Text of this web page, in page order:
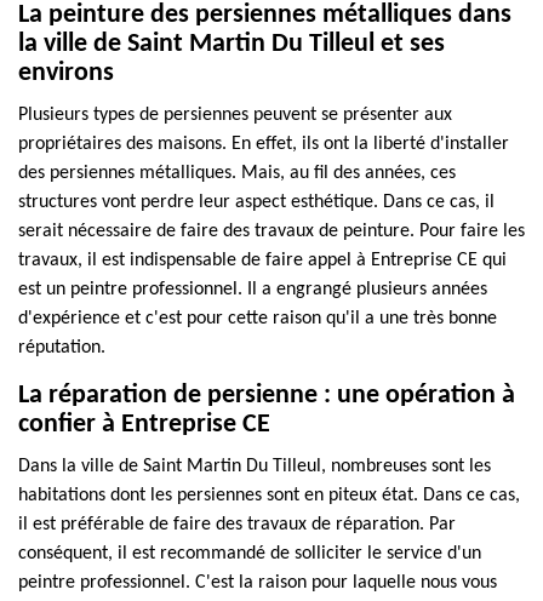
La peinture des persiennes métalliques dans
la ville de Saint Martin Du Tilleul et ses
environs
Plusieurs types de persiennes peuvent se présenter aux
propriétaires des maisons. En effet, ils ont la liberté d'installer
des persiennes métalliques. Mais, au fil des années, ces
structures vont perdre leur aspect esthétique. Dans ce cas, il
serait nécessaire de faire des travaux de peinture. Pour faire les
travaux, il est indispensable de faire appel à Entreprise CE qui
est un peintre professionnel. Il a engrangé plusieurs années
d'expérience et c'est pour cette raison qu'il a une très bonne
réputation.
La réparation de persienne : une opération à
confier à Entreprise CE
Dans la ville de Saint Martin Du Tilleul, nombreuses sont les
habitations dont les persiennes sont en piteux état. Dans ce cas,
il est préférable de faire des travaux de réparation. Par
conséquent, il est recommandé de solliciter le service d'un
peintre professionnel. C'est la raison pour laquelle nous vous